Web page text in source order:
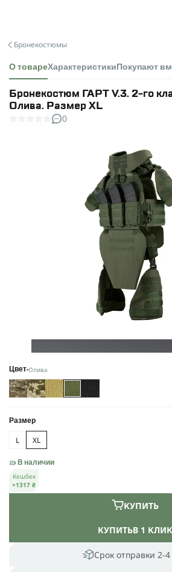
Бронекостюмы
О товареХарактеристики Покупают
Бронекостюм ГАРТ V.3. 2-го
Олива. Размер XL
0
Цвет Олива
Размер
L XL
Срок отправки 2-
КУПИТЬВ 1 КЛИК
КУПИТЬ
В наличии
Кешбек
+1317 ₴